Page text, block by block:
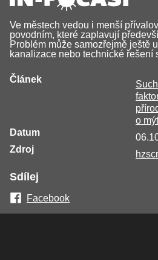
Ve městech vedou i menší
povodním, které zaplavují
Problém může samozřejmě ještě
kanalizace nebo technické řešení
Článek
o
Datum
Zdroj
Sdílej
Facebook